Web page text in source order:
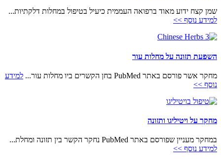
שמן קצח ידוע מאוד ברפואה העממית כיעיל בטיפול במחלות דלקתיות...
למידע נוסף >>
השפעת תזונה על מחלות עור
מחקר אשר פורסם באתר PubMed בחן הקשרים ביו מחלות עור...
למידע
נוסף >>
מחקר על ויטיליגו ותזונה
במחקר מעניין שפורסם באתר PubMed נחקר הקשר בין תזונה ומחלת...
למידע נוסף >>